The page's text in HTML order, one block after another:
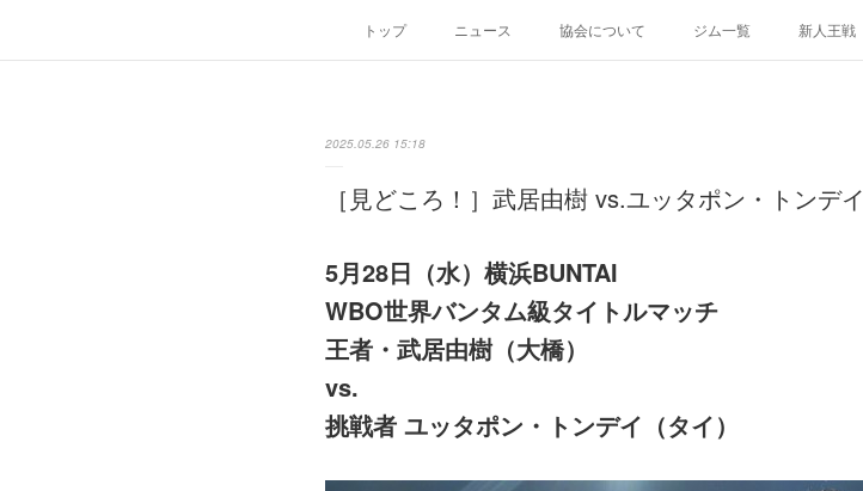
トップ ニュース 協会について ジム一覧 新人王戦
2025.05.26 15:18
［見どころ！］武居由樹 vs.ユッタポン・トンデイ
5月28日（水）横浜BUNTAI
WBO世界バンタム級タイトルマッチ
王者・武居由樹（大橋）
vs.
挑戦者 ユッタポン・トンデイ（タイ）